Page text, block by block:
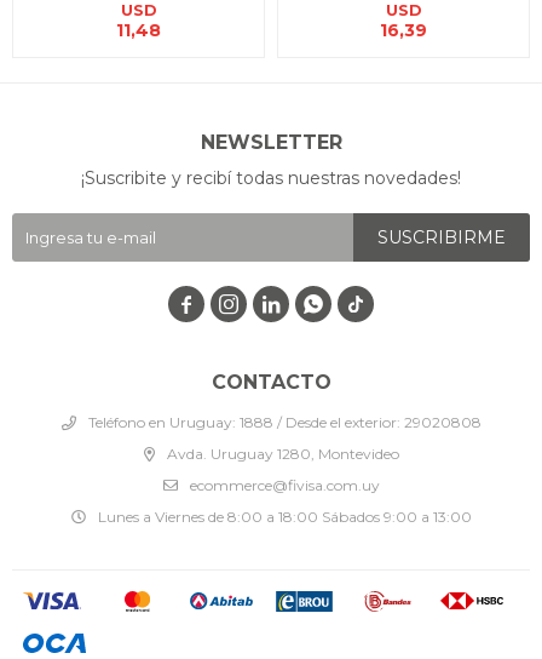
USD
11,48
USD
16,39
CONTACTO
Teléfono en Uruguay: 1888 / Desde el exterior: 29020808
Avda. Uruguay 1280, Montevideo
ecommerce@fivisa.com.uy
Lunes a Viernes de 8:00 a 18:00 Sábados 9:00 a 13:00
NEWSLETTER
¡Suscribite y recibí todas nuestras novedades!
SUSCRIBIRME
   